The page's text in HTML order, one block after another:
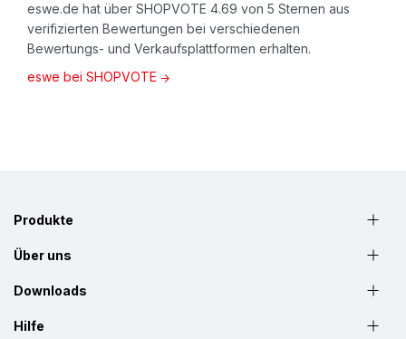
eswe.de hat über SHOPVOTE 4.69 von 5 Sternen aus
verifizierten Bewertungen bei verschiedenen
Bewertungs- und Verkaufsplattformen erhalten.
eswe bei SHOPVOTE
Produkte
Über uns
Downloads
Hilfe